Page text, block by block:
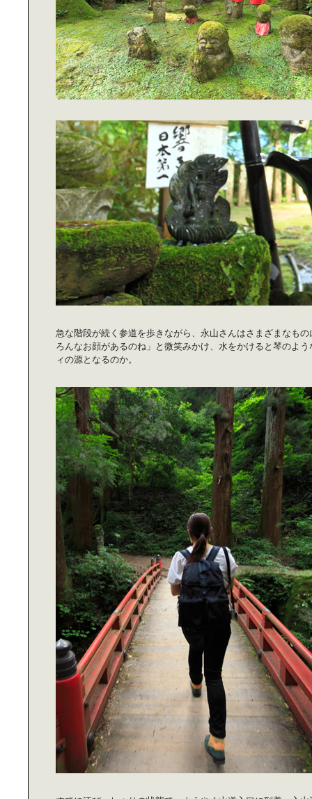
急な階段が続く参道を歩きながら、永山さんはさまざまなも
ろんなお顔があるのね」と微笑みかけ、水をかけると琴のよ
ィの源となるのか。
郷古隆洋のヴィンテージ雑貨｜でつ
くる素敵な空間
青野賢一の｜スマホ時代のオーディ
オ選び
安田美沙子の｜京都のくらしデザイ
ン探訪
みんなを幸せにする｜「おもてな
アートと｜カジュアルに暮らす
親子で楽しむスマート｜ファッショ
ン ～Mommy篇～
淵上正幸と巡る｜話題の海外集合住
宅建築
「ワンダーウォール」に学ぶ｜アー
トのある住まい
街を挙げて大人も本気で挑む｜New
Yorkのハロウィン